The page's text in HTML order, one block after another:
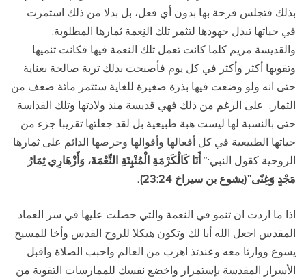
بذلك فتجلس فرحة بها بدون أي فعل، بل بدلا من ذلك استمرت
في حياتها تبذل جهودها لتثمر تلك النِعمة ثمارها المطلوبة.
والقديسة مريم كلما كانت تعمل تلك النعمة فيها فكانت تنميها
وتقويها أكثر وأكثر في كل يوم فأصبحت بذلك تربة صالحة بعناية
حتى انه ولو وضعت فيها بذرة صغيرة للغاية ستثمر مائة ضعف من
الثمار. على الرغم من ذلك فهي قديسة منذ ولادتها وتلك القداسة
حتى بالنسبة لها ليست هبة طبيعية بل لقد جعلتها تقريبا جزء من
حياتها الطبيعية في كل أفعالها وأقوالها وحرصها الدائم على ثمارها
الروحية كقول النبي:” أَنَا كَالْكَرْمَةِ الْمُنْبِتَةِ النِّعْمَةَ، وَأَزْهَارِي ثِمَارُ
مَجْدٍ وَغِنًى”(يشوع بن سيراخ 23:24).
اذا ما اردت ان تنمو في النعمة والتي حصلت عليها في سر العماد
المقدس اجعل الله أبا لك وتكون هيكلا للروح القدس وأخا للمسيح
يسوع ووارثا معه وعندئذ اهرب من العالم واحبب الصلاة واقبل
الأسرار المقدسة بإستمرار واخضع نفسك للممارسات التقوية من